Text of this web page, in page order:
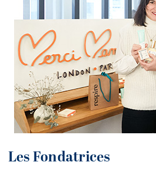
Les Fondatrices